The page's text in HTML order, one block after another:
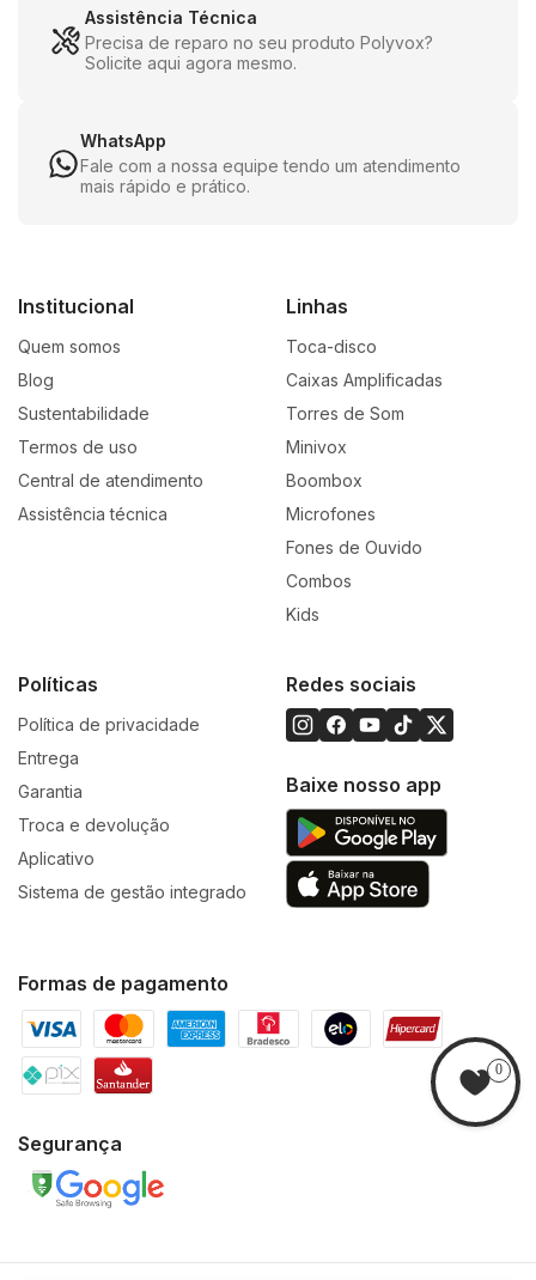
ConexãoBluetooth 5.4
Bateria interna recarregável de3.7V
do volume)
Tempo de carregamento: aproximadamente
horas
, som equilibrado e claro
Design confortável, leve e ajustável para crianças
Disponível nas cores Rosa e Azul
Alimentação: Bateria interna recarregável
Assistência Técnica
Precisa de reparo no seu produto Polyvox?
Solicite aqui agora mesmo.
WhatsApp
Fale com a nossa equipe tendo um atendimento
mais rápido e prático.
Institucional
Quem somos
Blog
Sustentabilidade
Termos de uso
Central de atendimento
Assistência técnica
Linhas
Toca-disco
Caixas Amplificadas
Torres de Som
Minivox
Boombox
Microfones
Fones de Ouvido
Combos
Kids
Políticas
Política de privacidade
Entrega
Garantia
Troca e devolução
Aplicativo
Sistema de gestão integrado
Redes sociais
Baixe nosso app
Formas de pagamento
Segurança
0